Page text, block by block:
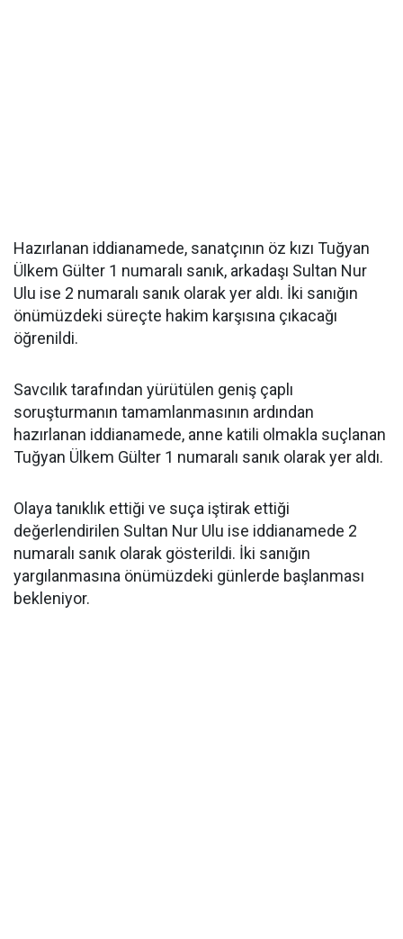
Hazırlanan iddianamede, sanatçının öz kızı Tuğyan
Ülkem Gülter 1 numaralı sanık, arkadaşı Sultan Nur
Ulu ise 2 numaralı sanık olarak yer aldı. İki sanığın
önümüzdeki süreçte hakim karşısına çıkacağı
öğrenildi.
Savcılık tarafından yürütülen geniş çaplı
soruşturmanın tamamlanmasının ardından
hazırlanan iddianamede, anne katili olmakla suçlanan
Tuğyan Ülkem Gülter 1 numaralı sanık olarak yer aldı.
Olaya tanıklık ettiği ve suça iştirak ettiği
değerlendirilen Sultan Nur Ulu ise iddianamede 2
numaralı sanık olarak gösterildi. İki sanığın
yargılanmasına önümüzdeki günlerde başlanması
bekleniyor.